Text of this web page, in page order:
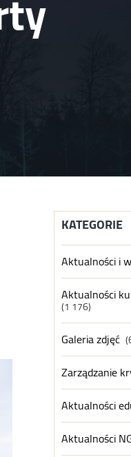
KATEGORIE
Aktualności i
Aktualności
(1 176)
Galeria zdjęć
Zarządzanie
Aktualności
Aktualności